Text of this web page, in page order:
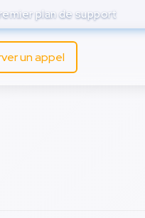
plan de support
un appel